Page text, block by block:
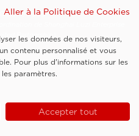
de Shanghai Luzi Enterprise
Partnership)
Aller à la Politique de Cookies
les données de nos visiteurs,
contenu personnalisé et vous
Pour plus d'informations sur les
paramètres.
Accepter tout